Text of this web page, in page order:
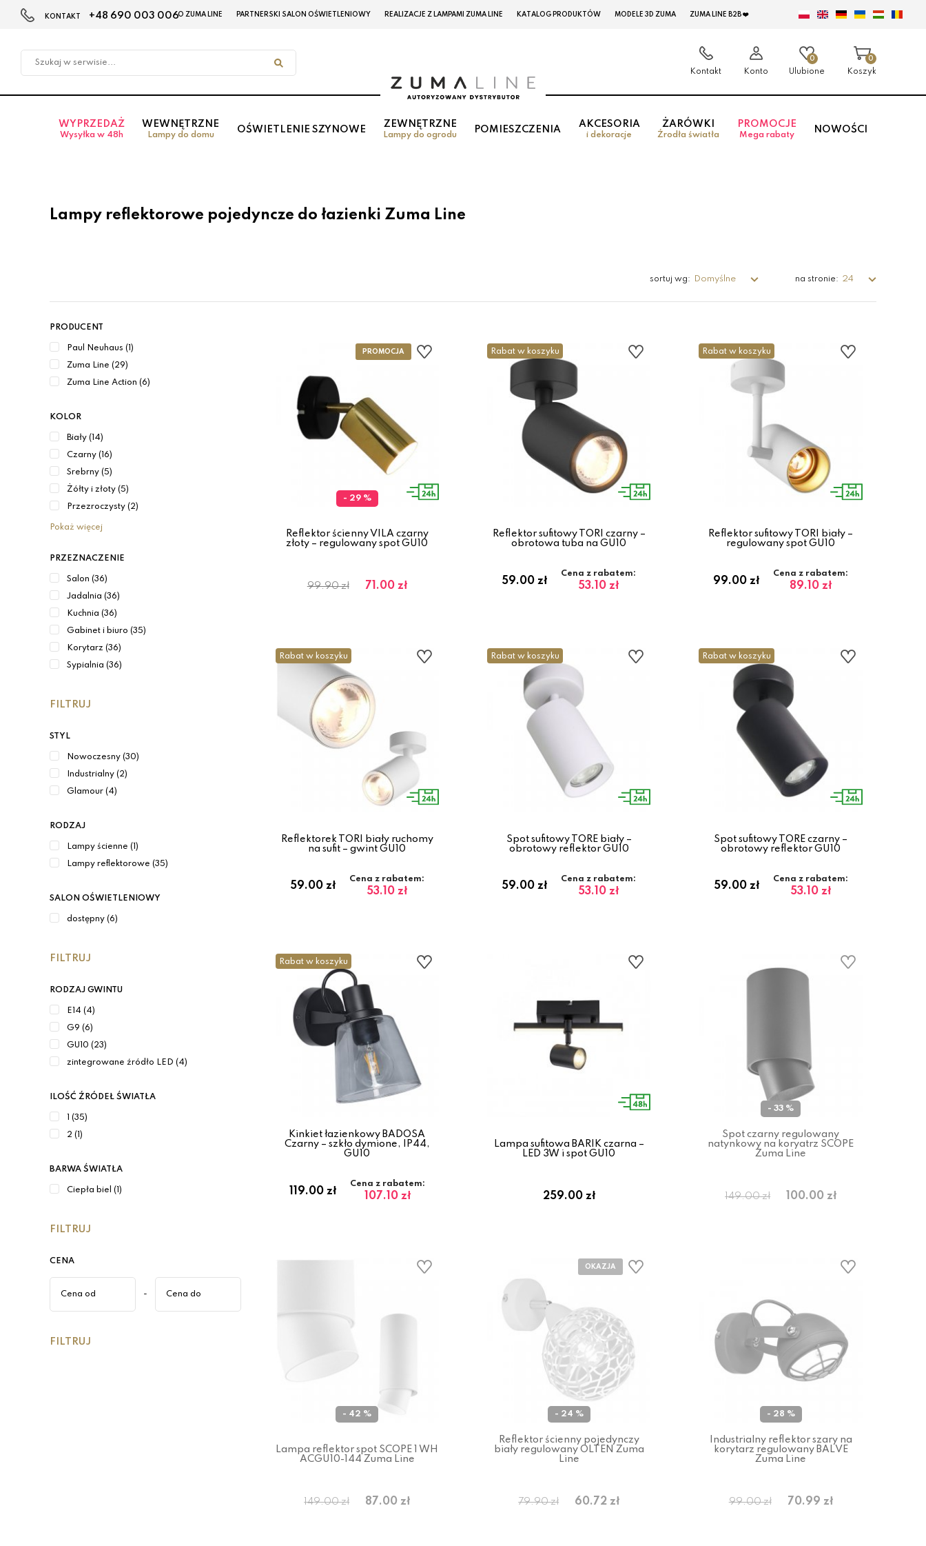
w
KONTAKT +48 690 003 006O ZUMA LINE PARTNERSKI SALON OŚWIETLENIOWY REALIZACJE Z LAMPAMI ZUMA LINE KATALOG PRODUKTÓW MODELE 3D ZUMA ZUMA LINE B2B ❤️
Kontakt Konto
0
Ulubione
0
Koszyk
WYPRZEDAŻ
Wysyłka w 48h
WEWNĘTRZNE
Lampy do domu
OŚWIETLENIE SZYNOWE
ZEWNĘTRZNE
Lampy do ogrodu
POMIESZCZENIA
AKCESORIA
i dekoracje
ŻARÓWKI
Źrodła światła
PROMOCJE
Mega rabaty
NOWOŚCI
Lampy reflektorowe pojedyncze do łazienki Zuma Line
sortuj wg: Domyślne na stronie: 24
PRODUCENT
Paul Neuhaus (1)
Zuma Line (29)
Zuma Line Action (6)
KOLOR
Biały (14)
Czarny (16)
Srebrny (5)
Żółty i złoty (5)
Przezroczysty (2)
Pokaż więcej
PRZEZNACZENIE
Salon (36)
Jadalnia (36)
Kuchnia (36)
Gabinet i biuro (35)
Korytarz (36)
Sypialnia (36)
FILTRUJ
STYL
Nowoczesny (30)
Industrialny (2)
Glamour (4)
RODZAJ
Lampy ścienne (1)
Lampy reflektorowe (35)
SALON OŚWIETLENIOWY
dostępny (6)
FILTRUJ
RODZAJ GWINTU
E14 (4)
G9 (6)
GU10 (23)
zintegrowane źródło LED (4)
ILOŚĆ ŹRÓDEŁ ŚWIATŁA
1 (35)
2 (1)
BARWA ŚWIATŁA
Ciepła biel (1)
FILTRUJ
CENA
-
FILTRUJ
- 29 %
Reflektor ścienny VILA czarny
złoty – regulowany spot GU10
99.90 zł 71.00 zł
Rabat w koszyku
Reflektor sufitowy TORI czarny –
obrotowa tuba na GU10
59.00 zł
Cena z rabatem:
53.10 zł
Rabat w koszyku
Reflektor sufitowy TORI biały –
regulowany spot GU10
99.00 zł
Cena z rabatem:
89.10 zł
Rabat w koszyku
Reflektorek TORI biały ruchomy
na sufit – gwint GU10
59.00 zł
Cena z rabatem:
53.10 zł
Rabat w koszyku
Spot sufitowy TORE biały –
obrotowy reflektor GU10
59.00 zł
Cena z rabatem:
53.10 zł
Rabat w koszyku
Spot sufitowy TORE czarny –
obrotowy reflektor GU10
59.00 zł
Cena z rabatem:
53.10 zł
Rabat w koszyku
Kinkiet łazienkowy BADOSA
Czarny – szkło dymione, IP44,
GU10
119.00 zł
Cena z rabatem:
107.10 zł
Lampa sufitowa BARIK czarna –
LED 3W i spot GU10
259.00 zł
- 33 %
Spot czarny regulowany
natynkowy na koryatrz SCOPE
Zuma Line
149.00 zł 100.00 zł
- 42 %
Lampa reflektor spot SCOPE 1 WH
ACGU10-144 Zuma Line
149.00 zł 87.00 zł
- 24 %
Reflektor ścienny pojedynczy
biały regulowany OLTEN Zuma
Line
79.90 zł 60.72 zł
- 28 %
Industrialny reflektor szary na
korytarz regulowany BALVE
Zuma Line
99.00 zł 70.99 zł